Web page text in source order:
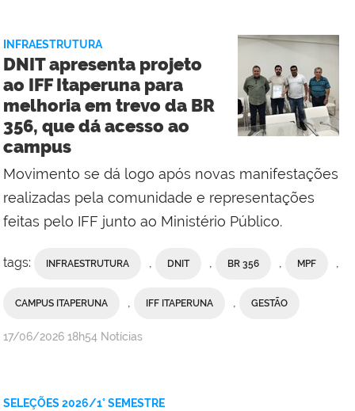
do
Campus
Campos
Centro
INFRAESTRUTURA
DNIT apresenta projeto
ao IFF Itaperuna para
melhoria em trevo da BR
356, que dá acesso ao
campus
Movimento se dá logo após novas manifestações
realizadas pela comunidade e representações
feitas pelo IFF junto ao Ministério Público.
tags: INFRAESTRUTURA , DNIT , BR 356 , MPF ,
CAMPUS ITAPERUNA , IFF ITAPERUNA , GESTÃO
por
publicado
17/06/2026 18h54 Notícias
SELEÇÕES 2026/1° SEMESTRE